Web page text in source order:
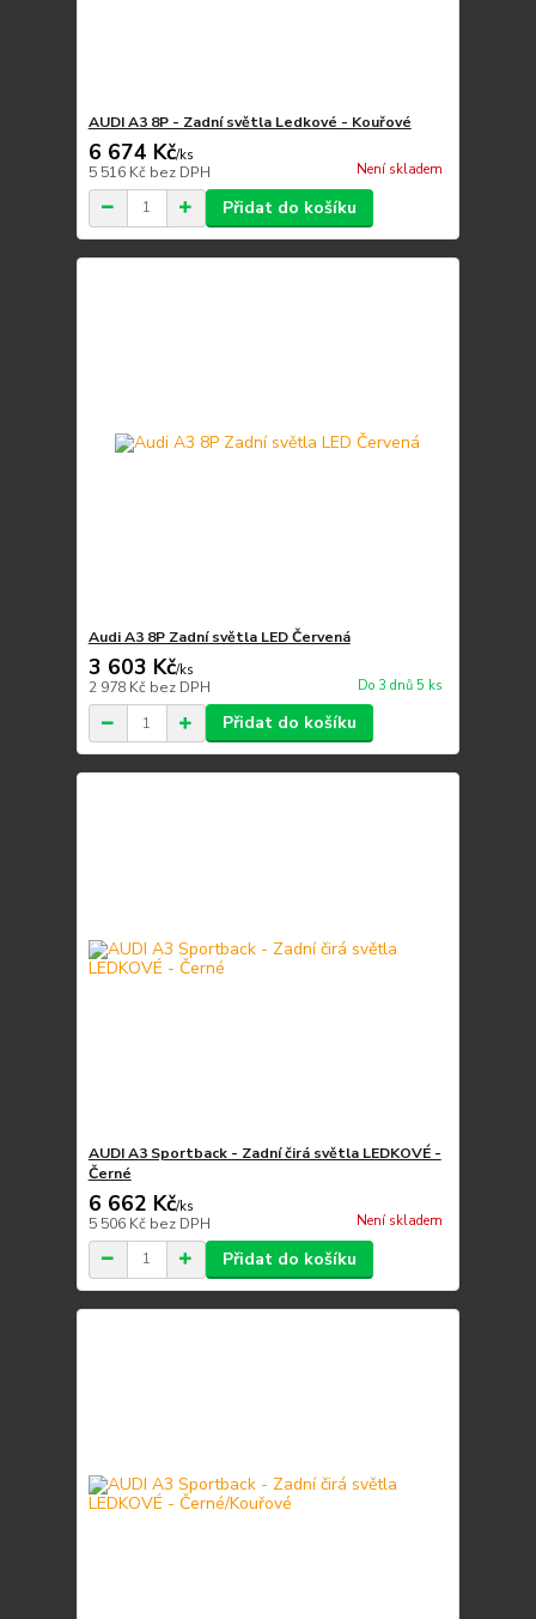
AUDI A3 8P - Zadní světla Ledkové - Kouřové
6 674 Kč/ks
5 516 Kč bez DPH Není skladem
Přidat do košíku
Audi A3 8P Zadní světla LED Červená
3 603 Kč/ks
2 978 Kč bez DPH Do 3 dnů 5 ks
Přidat do košíku
AUDI A3 Sportback - Zadní čirá světla LEDKOVÉ -
Černé
6 662 Kč/ks
5 506 Kč bez DPH Není skladem
Přidat do košíku